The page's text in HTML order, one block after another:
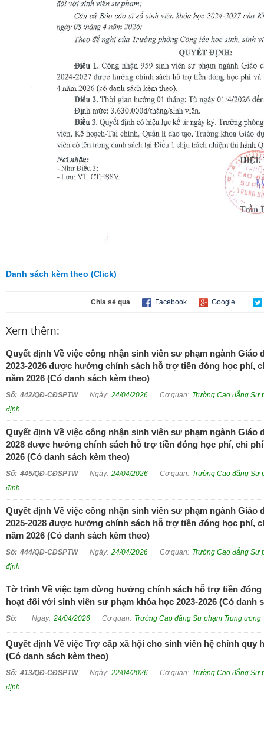
Danh sách kèm theo (Click)
Chia sẻ qua Facebook Google +
Xem thêm:
Quyết định Về việc công nhận sinh viên sư phạm ngành Giáo
2023-2026 được hưởng chính sách hỗ trợ tiền đóng học phí,
năm 2026 (Có danh sách kèm theo)
442/QĐ-CĐSPTW 24/04/2026
Trường Cao đẳng Sư
định
Quyết định Về việc công nhận sinh viên sư phạm ngành Giáo
2028 được hưởng chính sách hỗ trợ tiền đóng học phí, chi
2026 (Có danh sách kèm theo)
445/QĐ-CĐSPTW 24/04/2026
Trường Cao đẳng Sư
định
Quyết định Về việc công nhận sinh viên sư phạm ngành Giáo
2025-2028 được hưởng chính sách hỗ trợ tiền đóng học phí,
năm 2026 (Có danh sách kèm theo)
444/QĐ-CĐSPTW 24/04/2026
Trường Cao đẳng Sư
định
Tờ trình Về việc tạm dừng hưởng chính sách hỗ trợ tiền
hoạt đối với sinh viên sư phạm khóa học 2023-2026 (Có danh
24/04/2026 Trường Cao đẳng Sư phạm Trung ương
Quyết định Về việc Trợ cấp xã hội cho sinh viên hệ chính quy
(Có danh sách kèm theo)
413/QĐ-CĐSPTW 22/04/2026
Trường Cao đẳng Sư
định